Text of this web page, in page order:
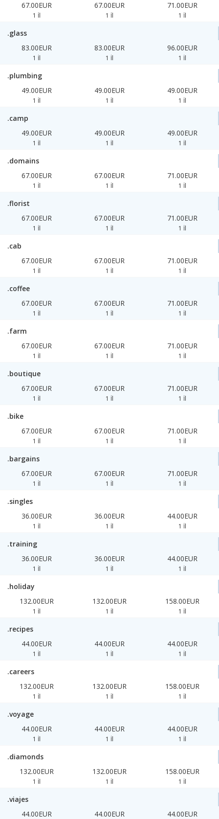
67.00EUR
1 İl
67.00EUR
1 İl
71.00EUR
1 İl
.glass
83.00EUR
1 İl
83.00EUR
1 İl
96.00EUR
1 İl
.plumbing
49.00EUR
1 İl
49.00EUR
1 İl
49.00EUR
1 İl
.camp
49.00EUR
1 İl
49.00EUR
1 İl
49.00EUR
1 İl
.domains
67.00EUR
1 İl
67.00EUR
1 İl
71.00EUR
1 İl
.florist
67.00EUR
1 İl
67.00EUR
1 İl
71.00EUR
1 İl
.cab
67.00EUR
1 İl
67.00EUR
1 İl
71.00EUR
1 İl
.coffee
67.00EUR
1 İl
67.00EUR
1 İl
71.00EUR
1 İl
.farm
67.00EUR
1 İl
67.00EUR
1 İl
71.00EUR
1 İl
.boutique
67.00EUR
1 İl
67.00EUR
1 İl
71.00EUR
1 İl
.bike
67.00EUR
1 İl
67.00EUR
1 İl
71.00EUR
1 İl
.bargains
67.00EUR
1 İl
67.00EUR
1 İl
71.00EUR
1 İl
.singles
36.00EUR
1 İl
36.00EUR
1 İl
44.00EUR
1 İl
.training
36.00EUR
1 İl
36.00EUR
1 İl
44.00EUR
1 İl
.holiday
132.00EUR
1 İl
132.00EUR
1 İl
158.00EUR
1 İl
.recipes
44.00EUR
1 İl
44.00EUR
1 İl
44.00EUR
1 İl
.careers
132.00EUR
1 İl
132.00EUR
1 İl
158.00EUR
1 İl
.voyage
44.00EUR
1 İl
44.00EUR
1 İl
44.00EUR
1 İl
.diamonds
132.00EUR
1 İl
132.00EUR
1 İl
158.00EUR
1 İl
.viajes
44.00EUR
44.00EUR 44.00EUR